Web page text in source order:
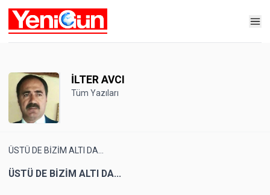
İLTER AVCI
Tüm Yazıları
ÜSTÜ DE BİZİM ALTI DA...
ÜSTÜ DE BİZİM ALTI DA...